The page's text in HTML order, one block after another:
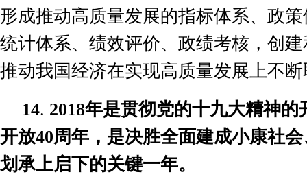
形成推动高质量发展的指标体系、政
统计体系、绩效评价、政绩考核，创
推动我国经济在实现高质量发展上不
14. 2018年是贯彻党的十九大精神的
开放40周年，是决胜全面建成小康社
划承上启下的关键一年。